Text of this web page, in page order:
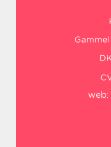
web: